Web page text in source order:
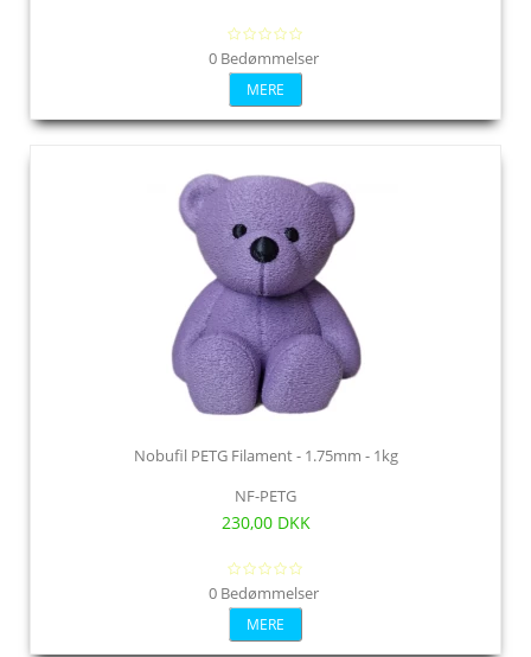
0 Bedømmelser
MERE
Nobufil PETG Filament - 1.75mm - 1kg
NF-PETG
230,00 DKK
0 Bedømmelser
MERE